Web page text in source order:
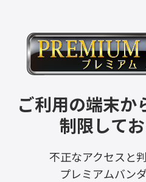
ご利用の端末か
制限してお
不正なアクセスと
プレミアムバン